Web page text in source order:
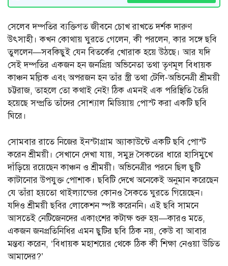
সেলেব দম্পতির ব্যক্তিগত জীবনে চোখ রাখতে দর্শক দারুণ
উৎসাহী। কখন কোথায় ঘুরতে গেলেন, কী পরলেন, কার সঙ্গে ছবি
তুললেন—সবকিছুই যেন বিতর্কের খোরাক হয়ে উঠছে। আর যদি
সেই দম্পতির একজন হন জনপ্রিয় অভিনেতা তথা তৃণমূল বিধায়ক
কাঞ্চন মল্লিক এবং অপরজন হন তাঁর স্ত্রী তথা টেলি-অভিনেত্রী শ্রীময়ী
চট্টরাজ, তাহলে তো কথাই নেই! ঠিক এমনই এক পরিস্থিতি তৈরি
হয়েছে সম্প্রতি তাঁদের সোশ্যাল মিডিয়ায় পোস্ট করা একটি ছবি
ঘিরে।
সোমবার রাতে নিজের ইনস্টাগ্রাম অ্যাকাউন্টে একটি ছবি পোস্ট
করেন শ্রীময়ী। সেখানে দেখা যায়, সমুদ্র সৈকতের ধারে হাসিমুখে
দাঁড়িয়ে রয়েছেন কাঞ্চন ও শ্রীময়ী। অভিনেত্রীর পরনে ছিল ছুটি
কাটানোর উপযুক্ত পোশাক। ছবিটি দেখে অনেকেই অনুমান করেছেন
যে তাঁরা হয়তো থাইল্যান্ডের কোনও সৈকতে ঘুরতে গিয়েছেন।
যদিও শ্রীময়ী ছবির লোকেশন স্পষ্ট করেননি। এই ছবি সামনে
আসতেই নেটিজেনদের একাংশের কটাক্ষ শুরু হয়—কারও মতে,
একজন জনপ্রতিনিধির এমন ছুটির ছবি ঠিক নয়, কেউ বা আবার
মন্তব্য করেন, ‘বিধায়ক মহাশয়ের থেকে ঠিক কী শিক্ষা নেওয়া উচিত
আমাদের?’